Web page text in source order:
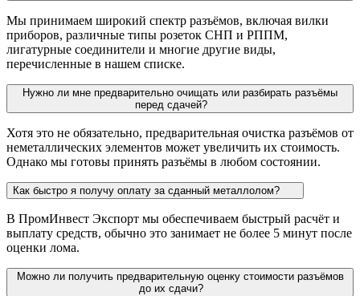
Мы принимаем широкий спектр разъёмов, включая вилки
приборов, различные типы розеток СНП и РППМ,
лигатурные соединители и многие другие виды,
перечисленные в нашем списке.
Нужно ли мне предварительно очищать или разбирать разъёмы
перед сдачей?
Хотя это не обязательно, предварительная очистка разъёмов от
неметаллических элементов может увеличить их стоимость.
Однако мы готовы принять разъёмы в любом состоянии.
Как быстро я получу оплату за сданный металлолом?
В ПромИнвест Экспорт мы обеспечиваем быстрый расчёт и
выплату средств, обычно это занимает не более 5 минут после
оценки лома.
Можно ли получить предварительную оценку стоимости разъёмов
до их сдачи?